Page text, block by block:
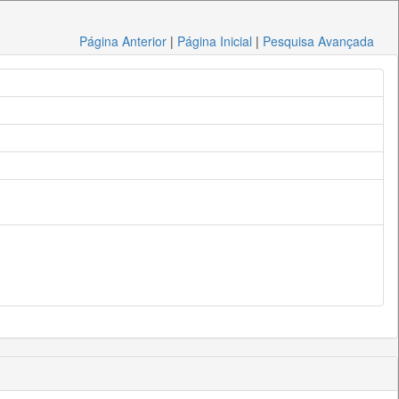
Página Anterior | Página Inicial | Pesquisa Avançada